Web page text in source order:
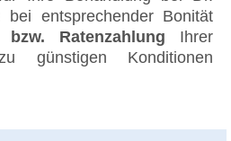
entsprechender Bonität
bzw. Ratenzahlung Ihrer
günstigen Konditionen